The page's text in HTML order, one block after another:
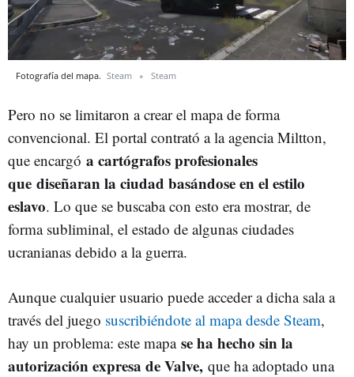
Fotografía del mapa. Steam Steam
Pero no se limitaron a crear el mapa de forma
convencional. El portal contrató a la agencia Miltton,
que encargó a cartógrafos profesionales
que diseñaran la ciudad basándose en el estilo
eslavo. Lo que se buscaba con esto era mostrar, de
forma subliminal, el estado de algunas ciudades
ucranianas debido a la guerra.
Aunque cualquier usuario puede acceder a dicha sala a
través del juego suscribiéndote al mapa desde Steam,
hay un problema: este mapa se ha hecho sin la
autorización expresa de Valve, que ha adoptado una